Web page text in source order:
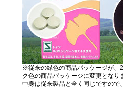
※従来の緑色の商品パッケージが、
ク色の商品パッケージに変更となり
中身は従来製品と全く同じですので